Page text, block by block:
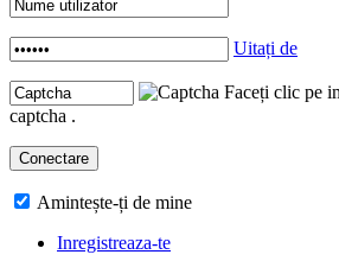
Uitați de
Faceți clic pe
captcha .
Amintește-ți de mine
Inregistreaza-te